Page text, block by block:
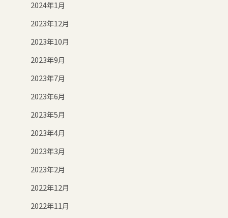
2024年1月
2023年12月
2023年10月
2023年9月
2023年7月
2023年6月
2023年5月
2023年4月
2023年3月
2023年2月
2022年12月
2022年11月